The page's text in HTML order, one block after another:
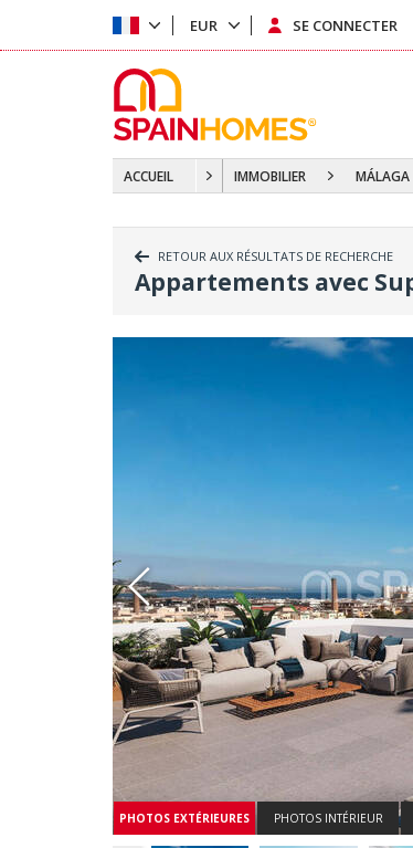
ACCUEIL IMMOBILIER MÁLAGA
RETOUR AUX RÉSULTATS DE RECHERCHE
Appartements avec
PHOTOS EXTÉRIEURES PHOTOS INTÉRIEUR
EUR SE CONNECTER